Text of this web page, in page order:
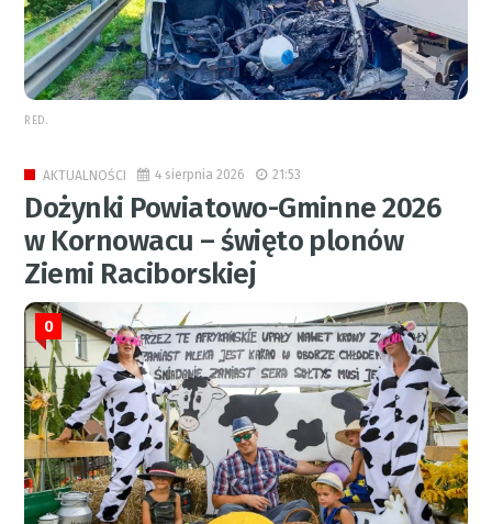
RED.
AKTUALNOŚCI 4 sierpnia 2026 21:53
Dożynki Powiatowo-Gminne 2026
w Kornowacu – święto plonów
Ziemi Raciborskiej
0